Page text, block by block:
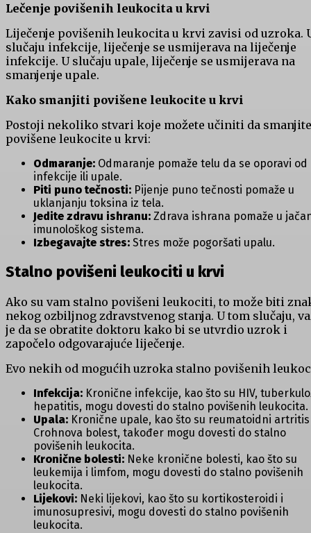
Lečenje povišenih leukocita u krvi
Liječenje povišenih leukocita u krvi zavisi od uzroka.
slučaju infekcije, liječenje se usmijerava na liječenje
infekcije. U slučaju upale, liječenje se usmijerava na
smanjenje upale.
Kako smanjiti povišene leukocite u krvi
Postoji nekoliko stvari koje možete učiniti da smanjite
povišene leukocite u krvi:
Odmaranje: Odmaranje pomaže telu da se oporavi od
infekcije ili upale.
Piti puno tečnosti: Pijenje puno tečnosti pomaže u
uklanjanju toksina iz tela.
Jedite zdravu ishranu: Zdrava ishrana pomaže u
imunološkog sistema.
Izbegavajte stres: Stres može pogoršati upalu.
Stalno povišeni leukociti u krvi
Ako su vam stalno povišeni leukociti, to može biti
nekog ozbiljnog zdravstvenog stanja. U tom slučaju,
je da se obratite doktoru kako bi se utvrdio uzrok i
započelo odgovarajuće liječenje.
Evo nekih od mogućih uzroka stalno povišenih
Infekcija: Kronične infekcije, kao što su HIV,
hepatitis, mogu dovesti do stalno povišenih leukocita.
Upala: Kronične upale, kao što su reumatoidni
Crohnova bolest, također mogu dovesti do stalno
povišenih leukocita.
Kronične bolesti: Neke kronične bolesti, kao što su
leukemija i limfom, mogu dovesti do stalno povišenih
leukocita.
Lijekovi: Neki lijekovi, kao što su kortikosteroidi i
imunosupresivi, mogu dovesti do stalno povišenih
leukocita.